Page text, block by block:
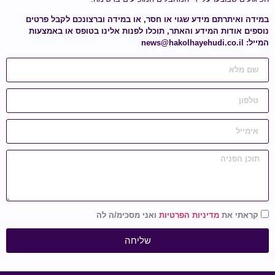
ואיתרתם מידעשגוי או חסר, או במידה וברצונכם לקבל פרטים
אודות המידע והאתר, תוכלו לפנות אלינו בטופס או באמצעות
news@hakolhayehudi.co.il
קראתי אתמדיניות הפרטיותואני מסכימ/ה לה
שליחה